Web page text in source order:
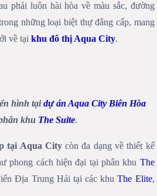
phải luôn hài hòa về màu sắc, đường
những loại biệt thự đẳng cấp, mang
về tạikhu đô thị Aqua City.
hình tạidự án Aqua City Biên Hòa
khu The Suite.
tại Aqua Citycòn đa dạng về thiết kế
phong cách hiện đại tại phân khu The
Địa Trung Hải tại các khuThe Elite,